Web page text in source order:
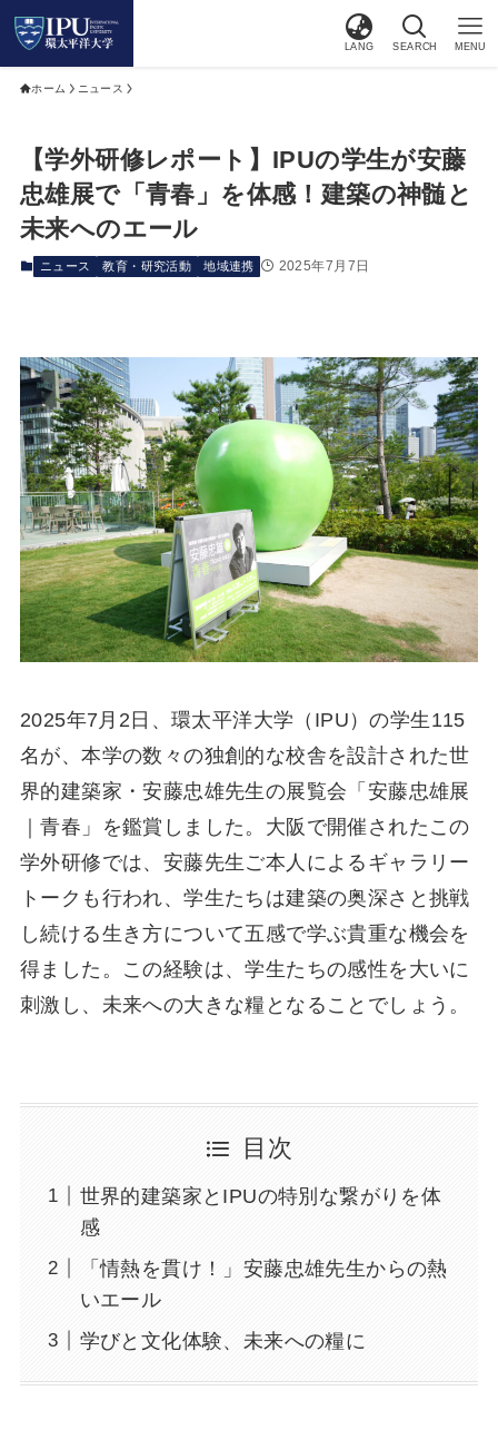
LANG SEARCH MENU
ホーム ニュース
【学外研修レポート】IPUの学生が安藤
忠雄展で「青春」を体感！建築の神髄と
未来へのエール
ニュース 教育・研究活動 地域連携 2025年7月7日
2025年7月2日、環太平洋大学（IPU）の学生115
名が、本学の数々の独創的な校舎を設計された世
界的建築家・安藤忠雄先生の展覧会「安藤忠雄展
｜青春」を鑑賞しました。大阪で開催されたこの
学外研修では、安藤先生ご本人によるギャラリー
トークも行われ、学生たちは建築の奥深さと挑戦
し続ける生き方について五感で学ぶ貴重な機会を
得ました。この経験は、学生たちの感性を大いに
刺激し、未来への大きな糧となることでしょう。
目次
世界的建築家とIPUの特別な繋がりを体
感
「情熱を貫け！」安藤忠雄先生からの熱
いエール
学びと文化体験、未来への糧に